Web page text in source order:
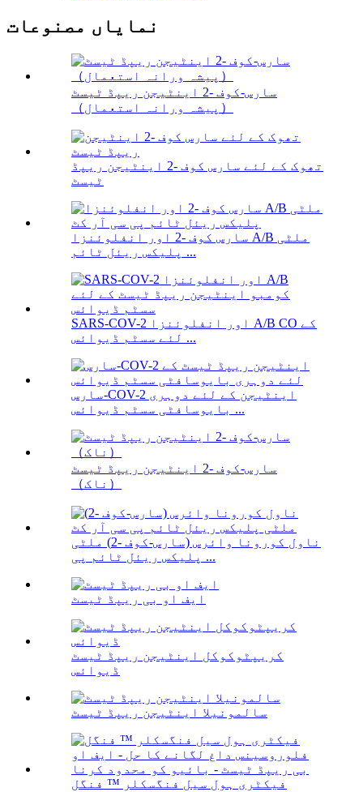
نمایاں مصنوعات
سارس-کوف -2 اینٹیجن ریپڈ ٹیسٹ
（پیشہ ورانہ استعمال）
تھوک کے لئے سارس کوف -2 اینٹیجن ریپڈ
ٹیسٹ
سارس کوف -2 اور انفلوئنزا A/B ملٹی
پلیکس ریئل ٹائم ...
SARS-COV-2 اور انفلوئنزا A/B CO کے
لئے سسٹم ڈیوائس ...
سارس-COV-2 اینٹیجن کے لئے دوہری
بایوسافٹی سسٹم ڈیوائس ...
سارس-کوف -2 اینٹیجن ریپڈ ٹیسٹ
（ناک）
ناول کورونا وائرس (سارس-کوف -2) ملٹی
پلیکس ریئل ٹائم پی ...
ایف او بی ریپڈ ٹیسٹ
کریپٹوکوکل اینٹیجن ریپڈ ٹیسٹ
ڈیوائس
سالمونیلا اینٹیجن ریپڈ ٹیسٹ
فیکٹری ہول سیل فنگسکلر ™ فنگل